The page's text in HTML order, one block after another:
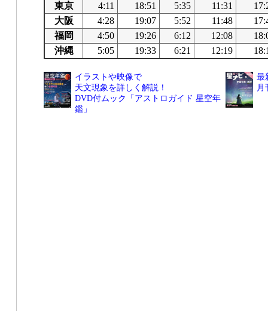
東京
4:11 18:51 5:35 11:31
大阪
4:28 19:07 5:52 11:48
福岡
4:50 19:26 6:12 12:08
沖縄
5:05 19:33 6:21 12:19
イラストや映像で
天文現象を詳しく解説！
DVD付ムック「アストロガイド 星空年
鑑」
最
月